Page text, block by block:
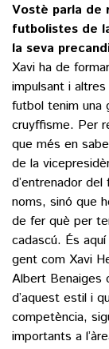
Vostè parla de
futbolistes de
la seva
Xavi ha de
impulsant i
futbol tenim una
cruyffisme. Per
que més en
de la
d’entrenador
noms, sinó que
de fer què per
cadascú. És
gent com Xavi
Albert Benaiges
d’aquest estil i
competència,
importants a